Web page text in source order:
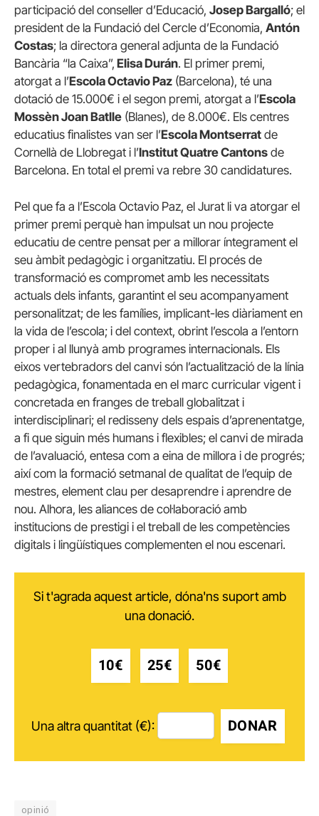
participació del conseller d’Educació, Josep Bargalló; el
president de la Fundació del Cercle d’Economia, Antón
Costas; la directora general adjunta de la Fundació
Bancària “la Caixa”, Elisa Durán. El primer premi,
atorgat a l’Escola Octavio Paz (Barcelona), té una
dotació de 15.000€ i el segon premi, atorgat a l’Escola
Mossèn Joan Batlle (Blanes), de 8.000€. Els centres
educatius finalistes van ser l’Escola Montserrat de
Cornellà de Llobregat i l’Institut Quatre Cantons de
Barcelona. En total el premi va rebre 30 candidatures.
Pel que fa a l’Escola Octavio Paz, el Jurat li va atorgar el
primer premi perquè han impulsat un nou projecte
educatiu de centre pensat per a millorar íntegrament el
seu àmbit pedagògic i organitzatiu. El procés de
transformació es compromet amb les necessitats
actuals dels infants, garantint el seu acompanyament
personalitzat; de les famílies, implicant-les diàriament en
la vida de l’escola; i del context, obrint l’escola a l’entorn
proper i al llunyà amb programes internacionals. Els
eixos vertebradors del canvi són l’actualització de la línia
pedagògica, fonamentada en el marc curricular vigent i
concretada en franges de treball globalitzat i
interdisciplinari; el redisseny dels espais d’aprenentatge,
a fi que siguin més humans i flexibles; el canvi de mirada
de l’avaluació, entesa com a eina de millora i de progrés;
així com la formació setmanal de qualitat de l’equip de
mestres, element clau per desaprendre i aprendre de
nou. Alhora, les aliances de col·laboració amb
institucions de prestigi i el treball de les competències
digitals i lingüístiques complementen el nou escenari.
Si t'agrada aquest article, dóna'ns suport amb
una donació.
10€ 25€ 50€
Una altra quantitat (€): DONAR
opinió